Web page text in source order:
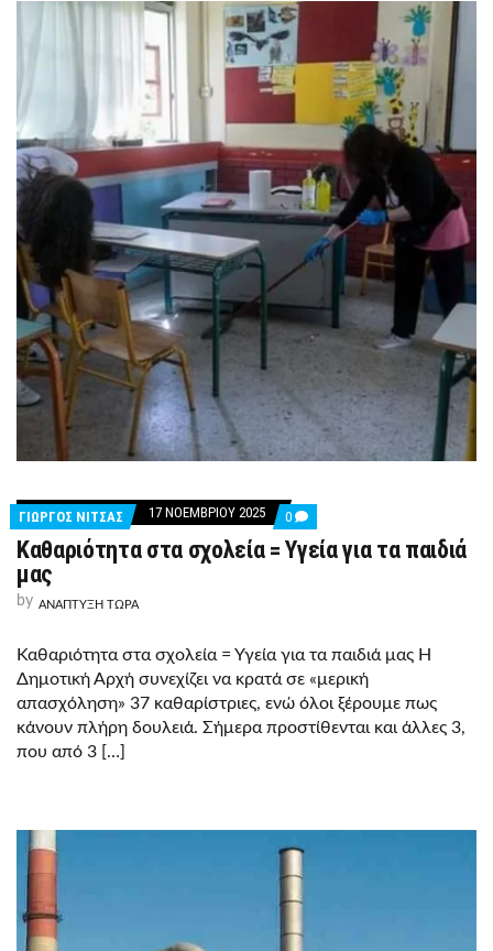
ΓΙΩΡΓΟΣ ΝΙΤΣΑΣ 17 ΝΟΕΜΒΡΊΟΥ 2025 0 COMMENTS
ON
ΚΑΘΑΡΙΌΤΗΤΑ
ΣΤΑ
ΤΑ
ΠΑΙΔΙΆ
ΜΑΣ
Καθαριότητα στα σχολεία = Υγεία για τα παιδιά
μας
by ΑΝΑΠΤΥΞΗ ΤΩΡΑ
Καθαριότητα στα σχολεία = Υγεία για τα παιδιά μας Η
Δημοτική Αρχή συνεχίζει να κρατά σε «μερική
απασχόληση» 37 καθαρίστριες, ενώ όλοι ξέρουμε πως
κάνουν πλήρη δουλειά. Σήμερα προστίθενται και άλλες 3,
που από 3 […]